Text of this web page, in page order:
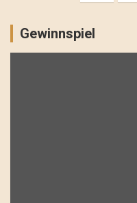
Gewinnspiel